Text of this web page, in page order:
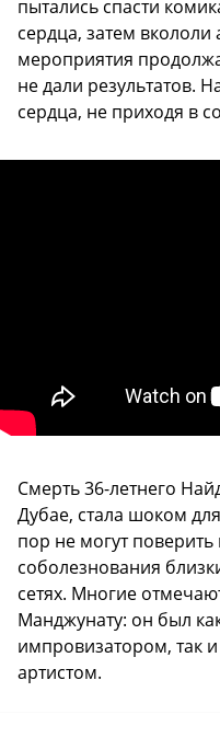
пытались спасти
сердца, затем
мероприятия
не дали результатов.
сердца, не приходя в
Смерть 36-летнего
Дубае, стала шоком
пор не могут
соболезнования
сетях. Многие
Манджунату: он был
импровизатором, так
артистом.